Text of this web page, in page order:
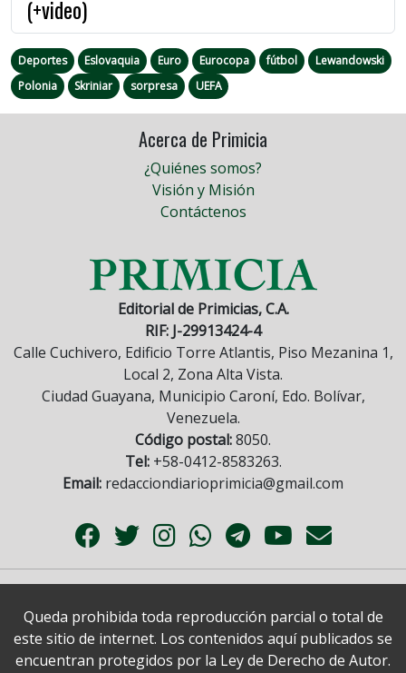
(+video)
Deportes Eslovaquia Euro Eurocopa fútbol
Lewandowski
Polonia
Skriniar sorpresa UEFA
Acerca de Primicia
¿Quiénes somos?
Visión y Misión
Contáctenos
Editorial de Primicias, C.A.
RIF: J-29913424-4
Calle Cuchivero, Edificio Torre Atlantis, Piso Mezanina 1,
Local 2, Zona Alta Vista.
Ciudad Guayana, Municipio Caroní, Edo. Bolívar,
Venezuela.
Código postal:8050.
Tel:+58-0412-8583263.
Email: redacciondiarioprimicia@gmail.com
Queda prohibida toda reproducción parcial o total de
este sitio de internet. Los contenidos aquí publicados se
encuentran protegidos por la Ley de Derecho de Autor.